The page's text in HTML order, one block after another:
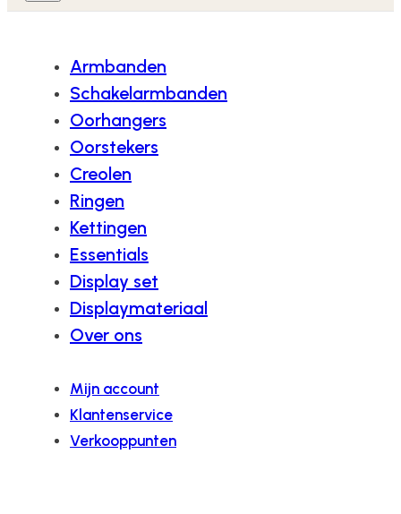
Armbanden
Schakelarmbanden
Oorhangers
Oorstekers
Creolen
Ringen
Kettingen
Essentials
Display set
Displaymateriaal
Over ons
Mijn account
Klantenservice
Verkooppunten